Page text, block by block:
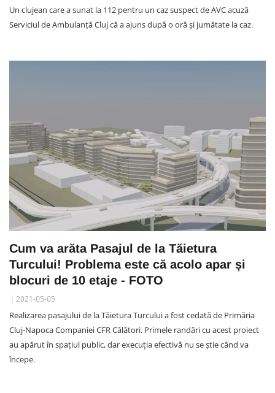
Un clujean care a sunat la 112 pentru un caz suspect de AVC acuză
Serviciul de Ambulanță Cluj că a ajuns după o oră și jumătate la caz.
Cum va arăta Pasajul de la Tăietura
Turcului! Problema este că acolo apar și
blocuri de 10 etaje - FOTO
2021-05-05
Realizarea pasajului de la Tăietura Turcului a fost cedată de Primăria
Cluj-Napoca Companiei CFR Călători. Primele randări cu acest proiect
au apărut în spațiul public, dar execuția efectivă nu se știe când va
începe.